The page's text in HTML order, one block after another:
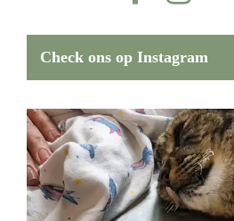
Check ons op Instagram